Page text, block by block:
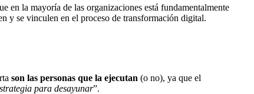
en la mayoría de las organizaciones está fundamentalmente
y se vinculen en el proceso de transformación digital.
son las personas que la ejecutan (o no), ya que el
para desayunar”.